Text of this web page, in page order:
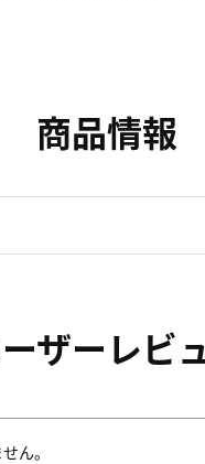
商品情報
ザーレビ
ん。